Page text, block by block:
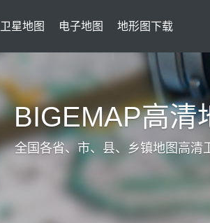
卫星地图 电子地图 地形图下载
BIGEMAP高清
全国各省、市、县、乡镇地图高清